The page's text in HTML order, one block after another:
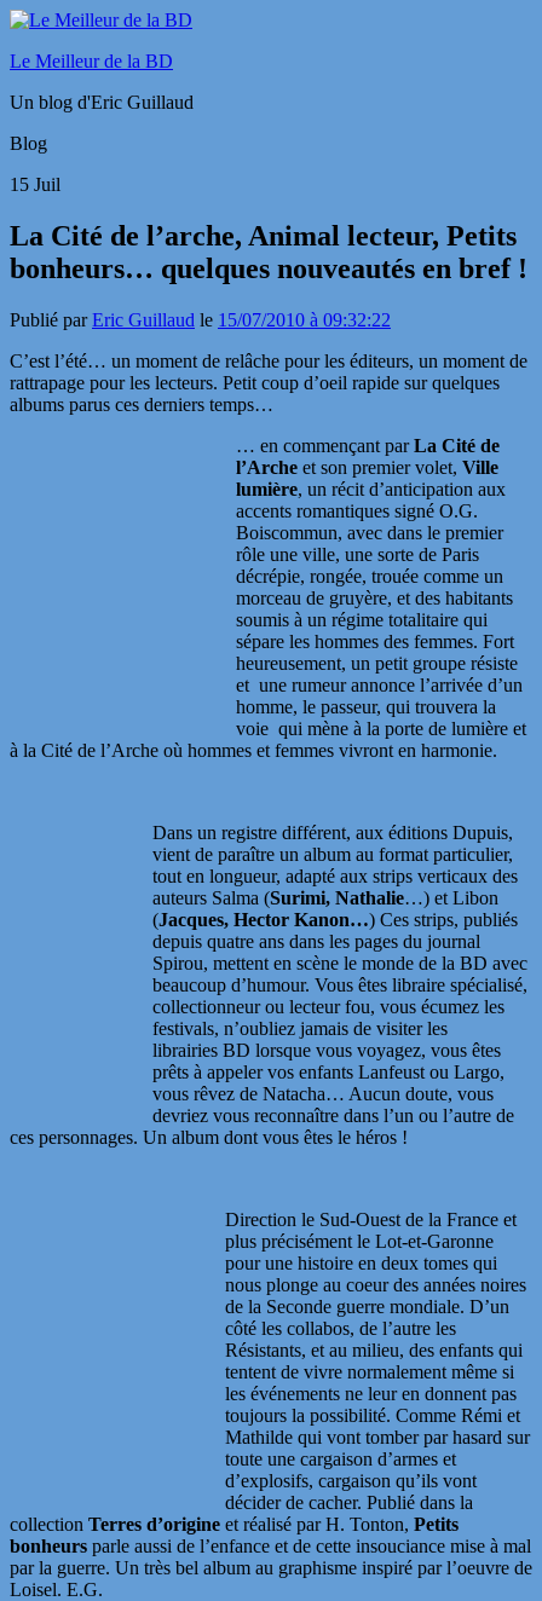
Le Meilleur de la BD
Un blog d'Eric Guillaud
Blog
15 Juil
La Cité de l’arche, Animal lecteur, Petits
bonheurs… quelques nouveautés en bref !
Publié parEric Guillaud le 15/07/2010 à 09:32:22
C’est l’été… un moment de relâche pour les éditeurs, un moment de
rattrapage pour les lecteurs. Petit coup d’oeil rapide sur quelques
albums parus ces derniers temps…
… en commençant parLa Cité de
l’Arche et son premier volet, Ville
lumière, un récit d’anticipation aux
accents romantiques signé O.G.
Boiscommun, avec dans le premier
rôle une ville, une sorte de Paris
décrépie, rongée, trouée comme un
morceau de gruyère, et des habitants
soumis à un régime totalitaire qui
sépare les hommes des femmes. Fort
heureusement, un petit groupe résiste
et une rumeur annonce l’arrivée d’un
homme, le passeur, qui trouvera la
voie qui mène à la porte de lumière et
à la Cité de l’Arche où hommes et femmes vivront en harmonie.
Dans un registre différent, aux éditions Dupuis,
vient de paraître un album au format particulier,
tout en longueur, adapté aux strips verticaux des
auteurs Salma (Surimi, Nathalie…) et Libon
(Jacques, Hector Kanon…) Ces strips, publiés
depuis quatre ans dans les pages du journal
Spirou, mettent en scène le monde de la BD avec
beaucoup d’humour. Vous êtes libraire spécialisé,
collectionneur ou lecteur fou, vous écumez les
festivals, n’oubliez jamais de visiter les
librairies BD lorsque vous voyagez, vous êtes
prêts à appeler vos enfants Lanfeust ou Largo,
vous rêvez de Natacha… Aucun doute, vous
devriez vous reconnaître dans l’un ou l’autre de
ces personnages. Un album dont vous êtes le héros !
Direction le Sud-Ouest de la France et
plus précisément le Lot-et-Garonne
pour une histoire en deux tomes qui
nous plonge au coeur des années noires
de la Seconde guerre mondiale. D’un
côté les collabos, de l’autre les
Résistants, et au milieu, des enfants qui
tentent de vivre normalement même si
les événements ne leur en donnent pas
toujours la possibilité. Comme Rémi et
Mathilde qui vont tomber par hasard sur
toute une cargaison d’armes et
d’explosifs, cargaison qu’ils vont
décider de cacher. Publié dans la
collection Terres d’origine et réalisé par H. Tonton, Petits
bonheurs parle aussi de l’enfance et de cette insouciance mise à mal
par la guerre. Un très bel album au graphisme inspiré par l’oeuvre de
Loisel. E.G.